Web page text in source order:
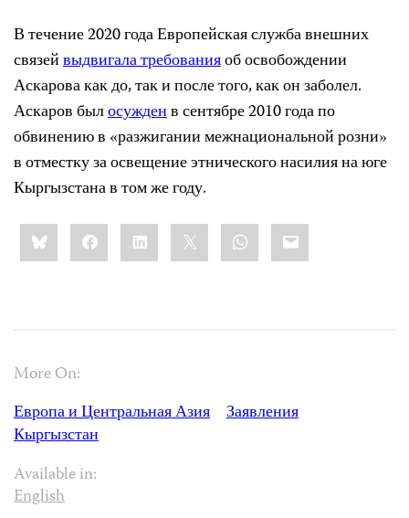
В течение 2020 года Европейская служба внешних
связейвыдвигала требованияоб освобождении
Аскарова как до, так и после того, как он заболел.
Аскаров былосужденв сентябре 2010 года по
обвинению в «разжигании межнациональной розни»
в отместку за освещение этнического насилия на юге
Кыргызстана в том же году.
Share
this:BlueskyFacebookLinkedIn WhatsApp
Email
More On:
Европа и Центральная Азия
Заявления
Кыргызстан
Available in:
English